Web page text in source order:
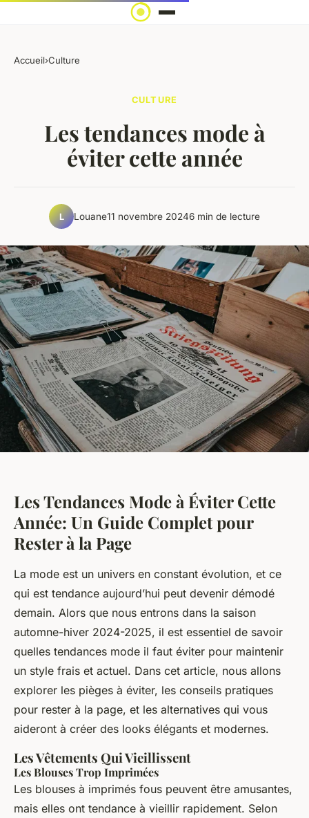
Accueil›Culture
CULTURE
Les tendances mode à
éviter cette année
L Louane11 novembre 20246 min de lecture
Les Tendances Mode à Éviter Cette
Année: Un Guide Complet pour
Rester à la Page
La mode est un univers en constant évolution, et ce
qui est tendance aujourd’hui peut devenir démodé
demain. Alors que nous entrons dans la saison
automne-hiver 2024-2025, il est essentiel de savoir
quelles tendances mode il faut éviter pour maintenir
un style frais et actuel. Dans cet article, nous allons
explorer les pièges à éviter, les conseils pratiques
pour rester à la page, et les alternatives qui vous
aideront à créer des looks élégants et modernes.
Les Vêtements Qui Vieillissent
Les Blouses Trop Imprimées
Les blouses à imprimés fous peuvent être amusantes,
mais elles ont tendance à vieillir rapidement. Selon